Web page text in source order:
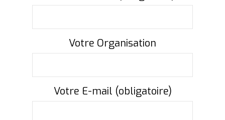
Votre Organisation
Votre E-mail (obligatoire)